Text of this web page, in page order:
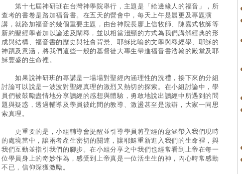
第十七屆神研班在台灣神學院舉行，主題是「給邊緣人的福音」，所
查考的書卷是路加福音書。在五天的營會中，每天上午是晨更及專題演
講，就路加福音的幾個重要主題，由台神院長廖上信牧師、陳嘉式牧師等
新約聖經學者加以論述及闡釋，並以相當淺顯的方式為我們講解經典的形
成與結構、福音書的歷史與社會背景、耶穌比喻的文學與釋經學、耶穌的
神蹟及意涵，將我們這些一般的基督徒大專生帶進福音書浩翰的殿堂及耶
穌豐盛的生命裡。
如果說神研班的專講是一場場對聖經內涵理性的洗禮，接下來的分組
討論可以說是一波波對聖經真理的激烈又熱切的探索。在小組討論中，學
員們被鼓勵盡情地分享讀經的感想與體驗，勇敢地說出讀經中所遇到的問
題與疑惑，透過輔導及學員彼此間的教導、激盪甚至是激辯，大家一同思
索真理。
更重要的是，小組輔導會提醒並引導學員將聖經的意涵帶入我們現時
的處境當中，讓兩者產生密切的關連，讓耶穌重新進入我們的生命裡，與
我們互動並指引我們的腳步。在小組分享之中我們也經常看到上帝在每一
位學員身上的奇妙作為，感受到上帝真是一位活生生的神，內心時常感動
不已，信仰深獲激勵。